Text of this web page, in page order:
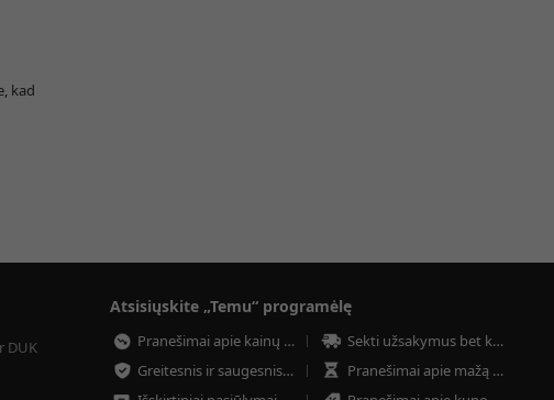
kad
DUK
Atsisiųskite „Temu“ programėlę
Pranešimai apie kainų kritimą
Sekti užsakymus bet kuriuo metu
Greitesnis ir saugesnis atsiskaitymas
Pranešimai apie mažą prekių kiekį